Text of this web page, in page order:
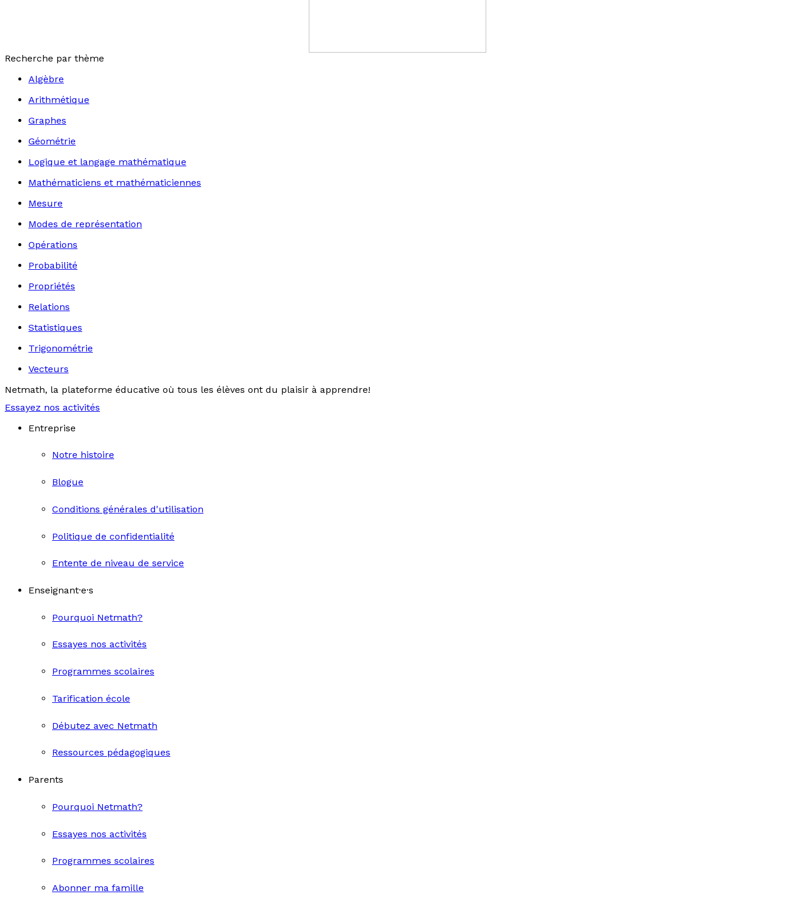
Recherche par thème
Algèbre
Arithmétique
Graphes
Géométrie
Logique et langage mathématique
Mathématiciens et mathématiciennes
Mesure
Modes de représentation
Opérations
Probabilité
Propriétés
Relations
Statistiques
Trigonométrie
Vecteurs
Netmath, la plateforme éducative où tous les élèves ont du plaisir à apprendre!
Essayez nos activités
Entreprise
Notre histoire
Blogue
Conditions générales d'utilisation
Politique de confidentialité
Entente de niveau de service
Enseignant·e·s
Pourquoi Netmath?
Essayes nos activités
Programmes scolaires
Tarification école
Débutez avec Netmath
Ressources pédagogiques
Parents
Pourquoi Netmath?
Essayes nos activités
Programmes scolaires
Abonner ma famille